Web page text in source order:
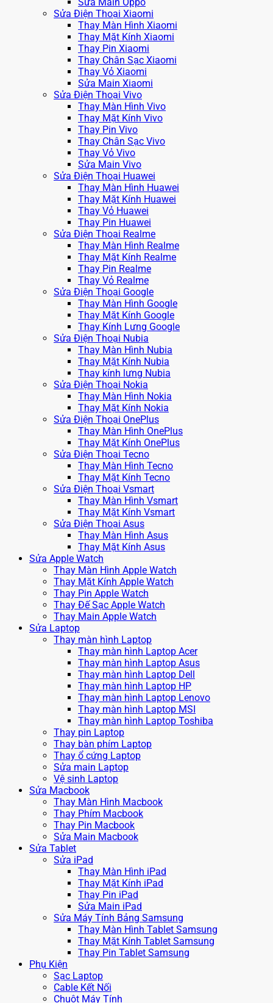
Sửa Main Oppo
Sửa Điện Thoại Xiaomi
Thay Màn Hình Xiaomi
Thay Mặt Kính Xiaomi
Thay Pin Xiaomi
Thay Chân Sạc Xiaomi
Thay Vỏ Xiaomi
Sửa Main Xiaomi
Sửa Điện Thoại Vivo
Thay Màn Hình Vivo
Thay Mặt Kính Vivo
Thay Pin Vivo
Thay Chân Sạc Vivo
Thay Vỏ Vivo
Sửa Main Vivo
Sửa Điện Thoại Huawei
Thay Màn Hình Huawei
Thay Mặt Kính Huawei
Thay Vỏ Huawei
Thay Pin Huawei
Sửa Điện Thoại Realme
Thay Màn Hình Realme
Thay Mặt Kính Realme
Thay Pin Realme
Thay Vỏ Realme
Sửa Điện Thoại Google
Thay Màn Hình Google
Thay Mặt Kính Google
Thay Kính Lưng Google
Sửa Điện Thoại Nubia
Thay Màn Hình Nubia
Thay Mặt Kính Nubia
Thay kính lưng Nubia
Sửa Điện Thoại Nokia
Thay Màn Hình Nokia
Thay Mặt Kính Nokia
Sửa Điện Thoại OnePlus
Thay Màn Hình OnePlus
Thay Mặt Kính OnePlus
Sửa Điện Thoại Tecno
Thay Màn Hình Tecno
Thay Mặt Kính Tecno
Sửa Điện Thoại Vsmart
Thay Màn Hình Vsmart
Thay Mặt Kính Vsmart
Sửa Điện Thoại Asus
Thay Màn Hình Asus
Thay Mặt Kính Asus
Sửa Apple Watch
Thay Màn Hình Apple Watch
Thay Mặt Kính Apple Watch
Thay Pin Apple Watch
Thay Đế Sạc Apple Watch
Thay Main Apple Watch
Sửa Laptop
Thay màn hình Laptop
Thay màn hình Laptop Acer
Thay màn hình Laptop Asus
Thay màn hình Laptop Dell
Thay màn hình Laptop HP
Thay màn hình Laptop Lenovo
Thay màn hình Laptop MSI
Thay màn hình Laptop Toshiba
Thay pin Laptop
Thay bàn phím Laptop
Thay ổ cứng Laptop
Sửa main Laptop
Vệ sinh Laptop
Sửa Macbook
Thay Màn Hình Macbook
Thay Phím Macbook
Thay Pin Macbook
Sửa Main Macbook
Sửa Tablet
Sửa iPad
Thay Màn Hình iPad
Thay Mặt Kính iPad
Thay Pin iPad
Sửa Main iPad
Sửa Máy Tính Bảng Samsung
Thay Màn Hình Tablet Samsung
Thay Mặt Kính Tablet Samsung
Thay Pin Tablet Samsung
Phụ Kiện
Sạc Laptop
Cable Kết Nối
Chuột Máy Tính